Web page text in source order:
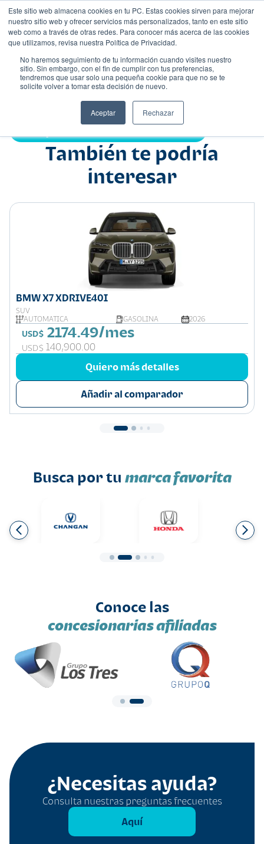
Este sitio web almacena cookies en tu PC. Estas cookies sirven para mejorar
nuestro sitio web y ofrecer servicios más personalizados, tanto en este sitio
web como a través de otras redes. Para conocer más acerca de las cookies
que utilizamos, revisa nuestra Política de Privacidad.
No haremos seguimiento de tu información cuando visites nuestro
sitio. Sin embargo, con el fin de cumplir con tus preferencias,
tendremos que usar solo una pequeña cookie para que no se te
solicite volver a tomar esta decisión de nuevo.
Aceptar Rechazar
Nombre
También te podría
interesar
BMW X7 XDRIVE40I
SUV
AUTOMÁTICA
GASOLINA 2026
USD$ 2174.49/mes
USD$ 140,900.00
Quiero más detalles
Añadir al comparador
Busca por tu marca favorita
Conoce las
concesionarias afiliadas
¿Necesitas ayuda?
Consulta nuestras preguntas frecuentes
Aquí